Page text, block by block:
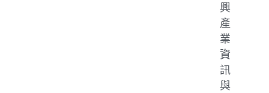
興
產
業
資
訊
與